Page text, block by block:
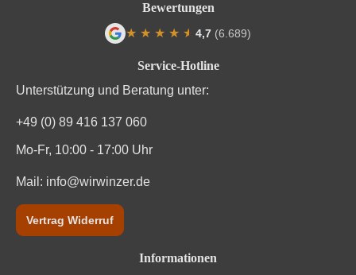
Service-Hotline
Unterstützung und Beratung unter:
+49 (0) 89 416 137 060
Mo-Fr, 10:00 - 17:00 Uhr
Mail: info@wirwinzer.de
Vertrag Widerruf
Informationen
Bewertungen
★ ★ ★ ★ ★
★ 4,7 (6.689)